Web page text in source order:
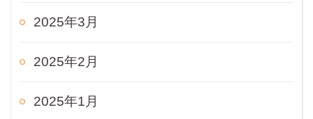
2025年3月
2025年2月
2025年1月